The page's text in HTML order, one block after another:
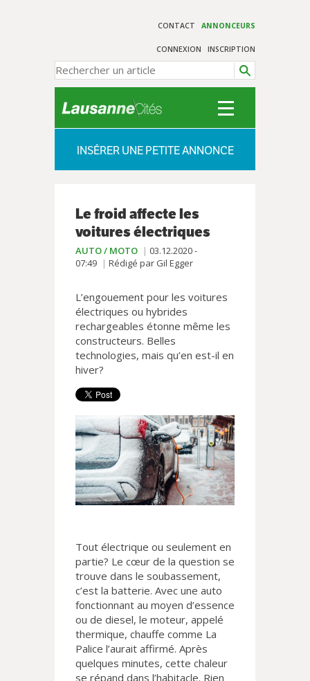
CONTACT ANNONCEURS
CONNEXION INSCRIPTION
INSÉRER UNE PETITE ANNONCE
Le froid affecte les
voitures électriques
AUTO / MOTO
03.12.2020 -
07:49
Rédigé par Gil Egger
L’engouement pour les voitures
électriques ou hybrides
rechargeables étonne même les
constructeurs. Belles
technologies, mais qu’en est-il en
hiver?
Tout électrique ou seulement en
partie? Le cœur de la question se
trouve dans le soubassement,
c’est la batterie. Avec une auto
fonctionnant au moyen d’essence
ou de diesel, le moteur, appelé
thermique, chauffe comme La
Palice l’aurait affirmé. Après
quelques minutes, cette chaleur
se répand dans l’habitacle. Rien